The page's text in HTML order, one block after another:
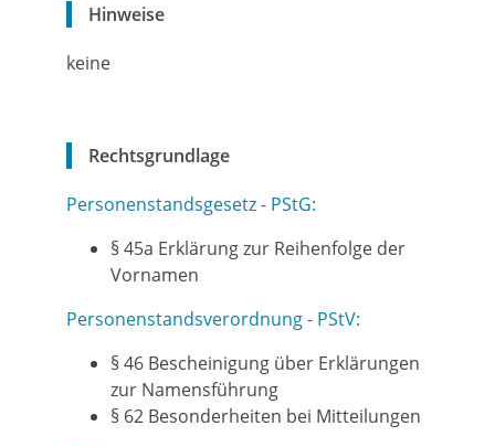
Hinweise
keine
Rechtsgrundlage
Personenstandsgesetz - PStG:
§ 45a Erklärung zur Reihenfolge der
Vornamen
Personenstandsverordnung - PStV:
§ 46 Bescheinigung über Erklärungen
zur Namensführung
§ 62 Besonderheiten bei Mitteilungen